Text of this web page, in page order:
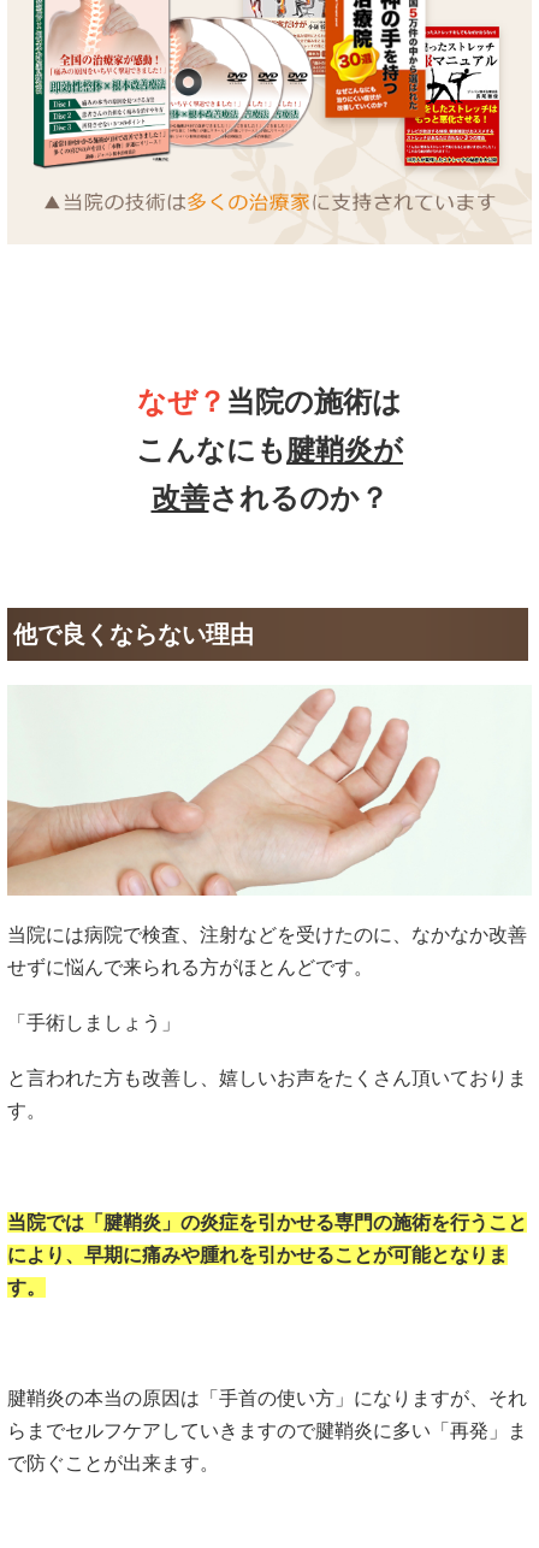
なぜ？ 当院の施術は
こんなにも腱鞘炎が
改善されるのか？
他で良くならない理由
当院には病院で検査、注射などを受けたのに、なかなか改善
せずに悩んで来られる方がほとんどです。
「手術しましょう」
と言われた方も改善し、嬉しいお声をたくさん頂いておりま
す。
当院では「腱鞘炎」の炎症を引かせる専門の施術を行うこと
により、早期に痛みや腫れを引かせることが可能となりま
す。
腱鞘炎の本当の原因は「手首の使い方」になりますが、それ
らまでセルフケアしていきますので腱鞘炎に多い「再発」ま
で防ぐことが出来ます。